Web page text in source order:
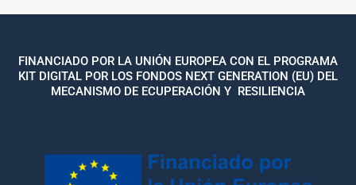
FINANCIADO POR LA UNIÓN EUROPEA CON EL PROGRAMA
KIT DIGITAL POR LOS FONDOS NEXT GENERATION (EU) DEL
MECANISMO DE ECUPERACIÓN Y RESILIENCIA